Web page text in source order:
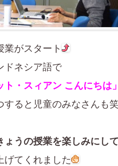
業がスタート
ドネシア語で
ト・スィアン こんにちは」
すると児童のみなさんも
ょうの授業を楽しみにし
げてくれました